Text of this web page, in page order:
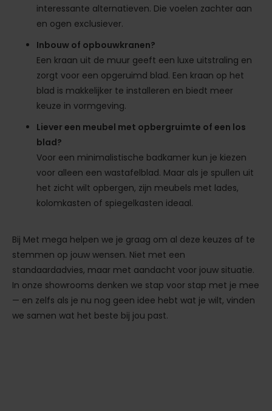
interessante alternatieven. Die voelen zachter aan
en ogen exclusiever.
Inbouw of opbouwkranen?
Een kraan uit de muur geeft een luxe uitstraling en
zorgt voor een opgeruimd blad. Een kraan op het
blad is makkelijker te installeren en biedt meer
keuze in vormgeving.
Liever een meubel met opbergruimte of een los
blad?
Voor een minimalistische badkamer kun je kiezen
voor alleen een wastafelblad. Maar als je spullen uit
het zicht wilt opbergen, zijn meubels met lades,
kolomkasten of spiegelkasten ideaal.
Bij Met mega helpen we je graag om al deze keuzes af te
stemmen op jouw wensen. Niet met een
standaardadvies, maar met aandacht voor jouw situatie.
In onze showrooms denken we stap voor stap met je mee
— en zelfs als je nu nog geen idee hebt wat je wilt, vinden
we samen wat het beste bij jou past.